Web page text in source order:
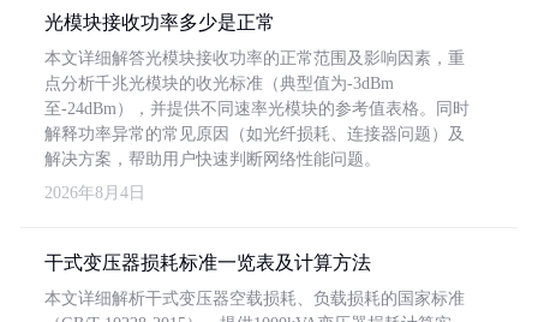
光模块接收功率多少是正常
本文详细解答光模块接收功率的正常范围及影响因素，重
点分析千兆光模块的收光标准（典型值为-3dBm
至-24dBm），并提供不同速率光模块的参考值表格。同时
解释功率异常的常见原因（如光纤损耗、连接器问题）及
解决方案，帮助用户快速判断网络性能问题。
2026年8月4日
干式变压器损耗标准一览表及计算方法
本文详细解析干式变压器空载损耗、负载损耗的国家标准